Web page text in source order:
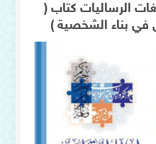
الرساليات كتاب (
في بناء الشخصية )